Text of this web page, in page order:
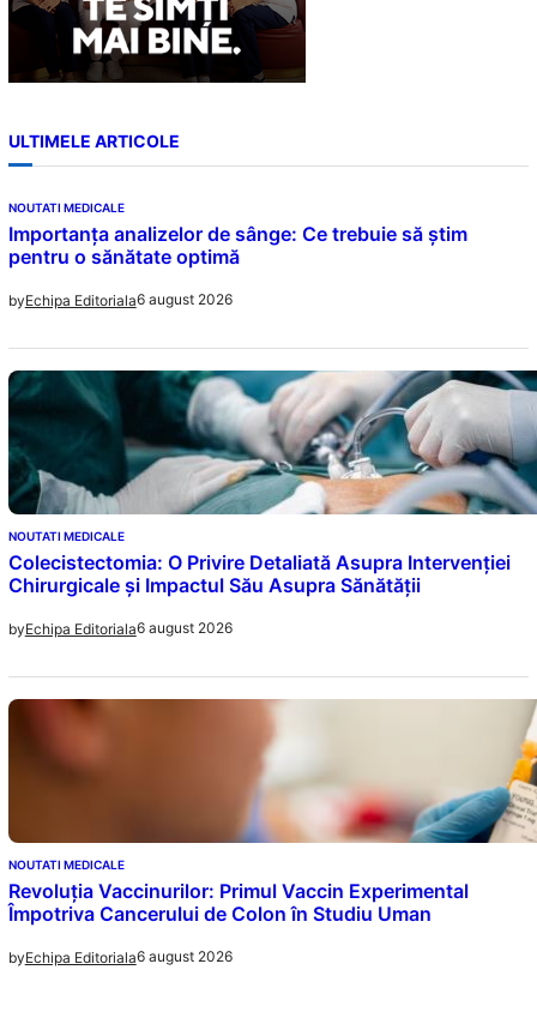
ULTIMELE ARTICOLE
NOUTATI MEDICALE
Importanța analizelor de sânge: Ce trebuie să știm
pentru o sănătate optimă
byEchipa Editoriala6 august 2026
NOUTATI MEDICALE
Colecistectomia: O Privire Detaliată Asupra Intervenției
Chirurgicale și Impactul Său Asupra Sănătății
byEchipa Editoriala6 august 2026
NOUTATI MEDICALE
Revoluția Vaccinurilor: Primul Vaccin Experimental
Împotriva Cancerului de Colon în Studiu Uman
byEchipa Editoriala6 august 2026